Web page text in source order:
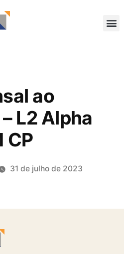
ao
L2 Alpha
CP
31 de julho de 2023